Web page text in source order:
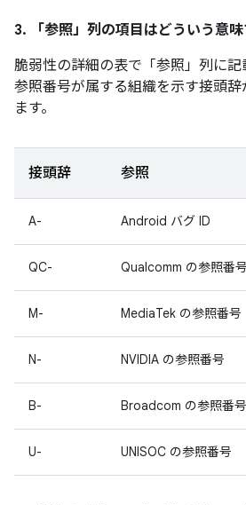
3. 「参照」 列の項目はどういう意味
脆弱性の詳細の表で「参照」 列に記
参照番号が属する組織を示す接頭
ます。
接頭辞 参照
A- Android バグ ID
QC- Qualcomm の参照番号
M- MediaTek の参照番号
N- NVIDIA の参照番号
B- Broadcom の参照番号
U- UNISOC の参照番号